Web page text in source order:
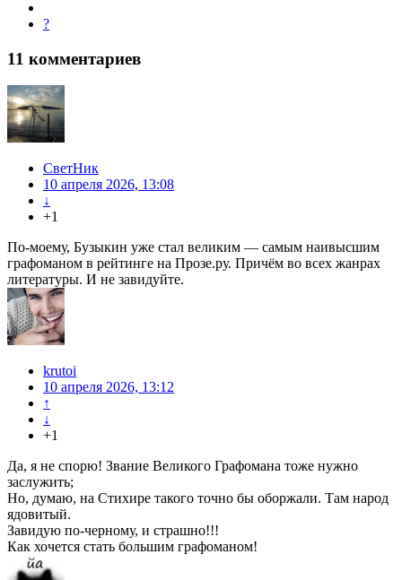
?
11 комментариев
СветНик
10 апреля 2026, 13:08
↓
+1
По-моему, Бузыкин уже стал великим — самым наивысшим
графоманом в рейтинге на Прозе.ру. Причём во всех жанрах
литературы. И не завидуйте.
krutoi
10 апреля 2026, 13:12
↑
↓
+1
Да, я не спорю! Звание Великого Графомана тоже нужно
заслужить;
Но, думаю, на Стихире такого точно бы оборжали. Там народ
ядовитый.
Завидую по-черному, и страшно!!!
Как хочется стать большим графоманом!